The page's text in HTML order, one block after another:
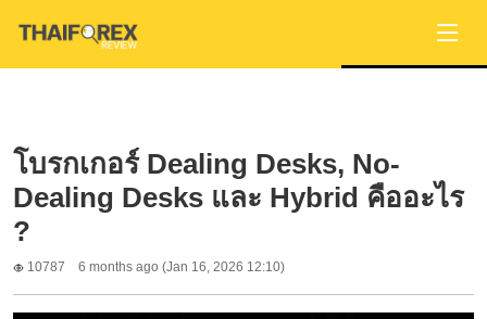
โบรกเกอร์ Dealing Desks, No-
Dealing Desks และ Hybrid คืออะไร
?
10787 6 months ago (Jan 16, 2026 12:10)